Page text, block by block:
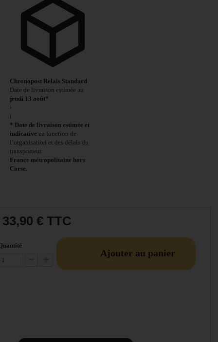
Chronopost Relais Standard
Date de livraison estimée au
jeudi 13 août*
›
i
* Date de livraison estimée et
indicative en fonction de
l’organisation et des délais du
transporteur.
France métropolitaine hors
Corse.
33,90 € TTC
Diminuer la quantité
Augmenter la quantité
Ajouter au panier